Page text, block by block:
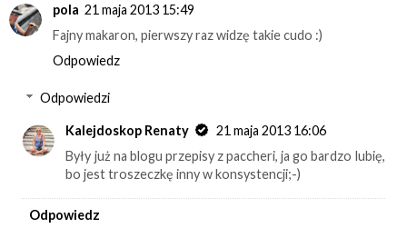
pola 21 maja 2013 15:49
Fajny makaron, pierwszy raz widzę takie cudo :)
Odpowiedz
Odpowiedzi
Kalejdoskop Renaty
21 maja 2013 16:06
Były już na blogu przepisy z paccheri, ja go bardzo lubię,
bo jest troszeczkę inny w konsystencji;-)
Odpowiedz